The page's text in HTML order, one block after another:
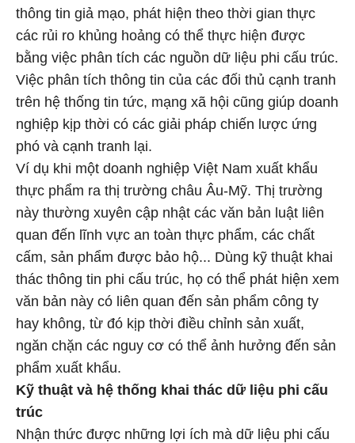
thông tin giả mạo, phát hiện theo thời gian thực
các rủi ro khủng hoảng có thể thực hiện được
bằng việc phân tích các nguồn dữ liệu phi cấu trúc.
Việc phân tích thông tin của các đối thủ cạnh tranh
trên hệ thống tin tức, mạng xã hội cũng giúp doanh
nghiệp kịp thời có các giải pháp chiến lược ứng
phó và cạnh tranh lại.
Ví dụ khi một doanh nghiệp Việt Nam xuất khẩu
thực phẩm ra thị trường châu Âu-Mỹ. Thị trường
này thường xuyên cập nhật các văn bản luật liên
quan đến lĩnh vực an toàn thực phẩm, các chất
cấm, sản phẩm được bảo hộ... Dùng kỹ thuật khai
thác thông tin phi cấu trúc, họ có thể phát hiện xem
văn bản này có liên quan đến sản phẩm công ty
hay không, từ đó kịp thời điều chỉnh sản xuất,
ngăn chặn các nguy cơ có thể ảnh hưởng đến sản
phẩm xuất khẩu.
Kỹ thuật và hệ thống khai thác dữ liệu phi cấu
trúc
Nhận thức được những lợi ích mà dữ liệu phi cấu